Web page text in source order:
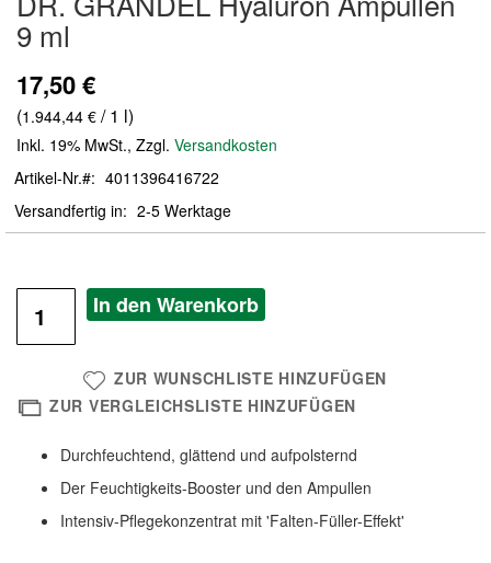
der
Bildergalerie
9 ml
17,50 €
(1.944,44 € / 1 l)
Inkl. 19% MwSt., Zzgl. Versandkosten
Artikel-Nr.
4011396416722
Versandfertig in
2-5 Werktage
In den Warenkorb
ZUR WUNSCHLISTE HINZUFÜGEN
ZUR VERGLEICHSLISTE HINZUFÜGEN
Durchfeuchtend, glättend und aufpolsternd
Der Feuchtigkeits-Booster und den Ampullen
Intensiv-Pflegekonzentrat mit 'Falten-Füller-Effekt'